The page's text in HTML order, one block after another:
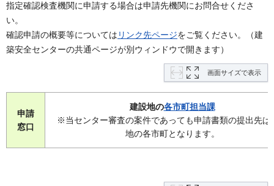
指定確認検査機関に申請する場合は申請先機関にお問合せくださ
い。
確認申請の概要等については リンク先ページをご覧ください。（建
築安全センターの共通ページが別ウィンドウで開きます）
画面サイズで表示
申請
窓口
建設地の各市町担当課
※当センター審査の案件であっても申請書類の提出先は
地の各市町となります。